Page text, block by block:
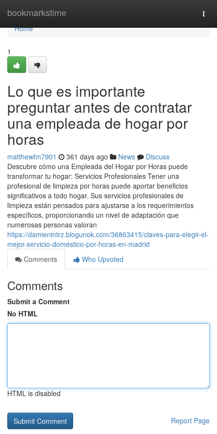
bookmarkstime
Home
Home
1
Lo que es importante
preguntar antes de contratar
una empleada de hogar por
horas
matthewfm7901 361 days ago News
Discuss
Descubre cómo una Empleada del Hogar por Horas puede
transformar tu hogar: Servicios Profesionales Tener una
profesional de limpieza por horas puede aportar beneficios
significativos a todo hogar. Sus servicios profesionales de
limpieza están pensados para ajustarse a los requerimientos
específicos, proporcionando un nivel de adaptación que
numerosas personas valoran
https://damienintrz.blogunok.com/36863415/claves-para-elegir-el-
mejor-servicio-doméstico-por-horas-en-madrid
Comments
Who Upvoted
Comments
Submit a Comment
No HTML
HTML is disabled
Report Page